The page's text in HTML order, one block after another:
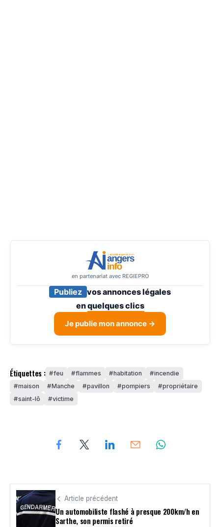
en partenariat avec REGIEPRO
Publiez vos annonces légales
enquelques clics
Je publie mon annonce →
Étiquettes : feu flammes habitation
incendie
maison
Manche pavillon pompiers
propriétaire
saint-lô
victime
Article précédent
Un automobiliste flashé à presque 200km/h en
Sarthe, son permis retiré